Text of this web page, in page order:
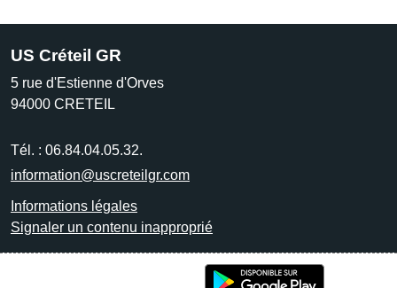
US Créteil GR
5 rue d'Estienne d'Orves
94000 CRETEIL
Tél. : 06.84.04.05.32.
information@uscreteilgr.com
Informations légales
Signaler un contenu inapproprié